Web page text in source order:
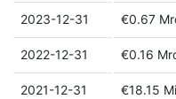
2023-12-31 €0.67
2022-12-31 €0.16
2021-12-31 €18.15